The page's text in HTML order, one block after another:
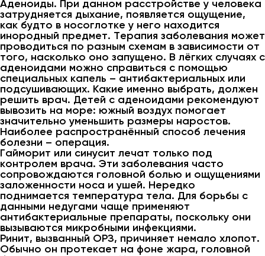
Аденоиды. При данном расстройстве у человека
затрудняется дыхание, появляется ощущение,
как будто в носоглотке у него находится
инородный предмет. Терапия заболевания может
проводиться по разным схемам в зависимости от
того, насколько оно запущено. В лёгких случаях с
аденоидами можно справиться с помощью
специальных капель – антибактериальных или
подсушивающих. Какие именно выбрать, должен
решить врач. Детей с аденоидами рекомендуют
вывозить на море: южный воздух помогает
значительно уменьшить размеры наростов.
Наиболее распространённый способ лечения
болезни – операция.
Гайморит или синусит лечат только под
контролем врача. Эти заболевания часто
сопровождаются головной болью и ощущениями
заложенности носа и ушей. Нередко
поднимается температура тела. Для борьбы с
данными недугами чаще применяют
антибактериальные препараты, поскольку они
вызываются микробными инфекциями.
Ринит, вызванный ОРЗ, причиняет немало хлопот.
Обычно он протекает на фоне жара, головной